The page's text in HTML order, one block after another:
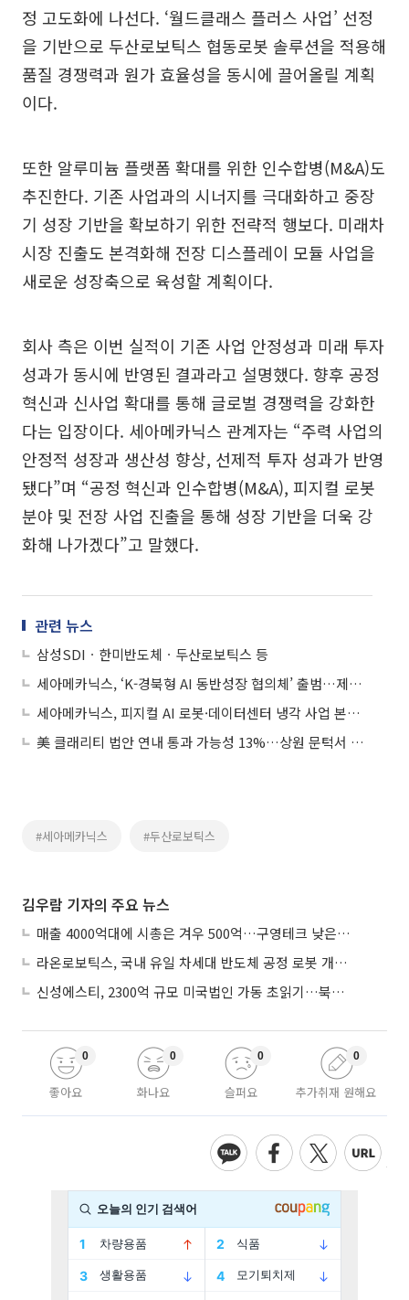
정 고도화에 나선다. ‘월드클래스 플러스 사업’ 선정
을 기반으로 두산로보틱스 협동로봇 솔루션을 적용해
품질 경쟁력과 원가 효율성을 동시에 끌어올릴 계획
이다.
또한 알루미늄 플랫폼 확대를 위한 인수합병(M&A)도
추진한다. 기존 사업과의 시너지를 극대화하고 중장
기 성장 기반을 확보하기 위한 전략적 행보다. 미래차
시장 진출도 본격화해 전장 디스플레이 모듈 사업을
새로운 성장축으로 육성할 계획이다.
회사 측은 이번 실적이 기존 사업 안정성과 미래 투자
성과가 동시에 반영된 결과라고 설명했다. 향후 공정
혁신과 신사업 확대를 통해 글로벌 경쟁력을 강화한
다는 입장이다. 세아메카닉스 관계자는 “주력 사업의
안정적 성장과 생산성 향상, 선제적 투자 성과가 반영
됐다”며 “공정 혁신과 인수합병(M&A), 피지컬 로봇
분야 및 전장 사업 진출을 통해 성장 기반을 더욱 강
화해 나가겠다”고 말했다.
관련 뉴스
삼성SDIㆍ한미반도체ㆍ두산로보틱스 등
세아메카닉스, ‘K-경북형 AI 동반성장 협의체’ 출범…제조혁신 본격화
세아메카닉스, 피지컬 AI 로봇·데이터센터 냉각 사업 본격화…미래 성장동력 확보
美 클래리티 법안 연내 통과 가능성 13%…상원 문턱서 제동
#세아메카닉스 #두산로보틱스
김우람 기자의 주요 뉴스
매출 4000억대에 시총은 겨우 500억…구영테크 낮은 몸값에 저가 승계 마무리
라온로보틱스, 국내 유일 차세대 반도체 공정 로봇 개발 ‘고객사 테스트 진행’
신성에스티, 2300억 규모 미국법인 가동 초읽기…북미 ESS 공략 본격화
좋아요
0
화나요
0
슬퍼요
0
추가취재 원해요
0